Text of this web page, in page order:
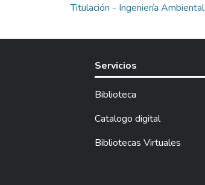
Titulación - Ingeniería Ambiental
Servicios
Biblioteca
Catalogo digital
Bibliotecas Virtuales